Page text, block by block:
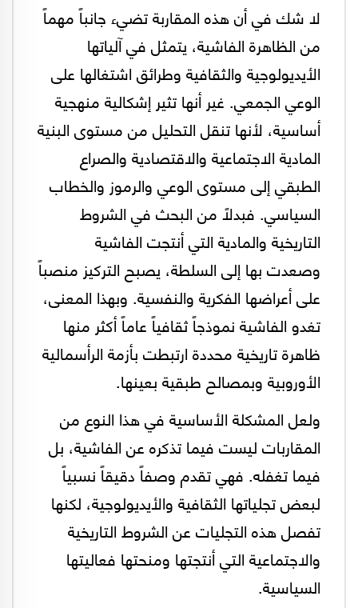
لا شك في أن هذه المقاربة تضيء جانباً مهماً
من الظاهرة الفاشية، يتمثل في آلياتها
الأيديولوجية والثقافية وطرائق اشتغالها على
الوعي الجمعي. غير أنها تثير إشكالية منهجية
أساسية، لأنها تنقل التحليل من مستوى البنية
المادية الاجتماعية والاقتصادية والصراع
الطبقي إلى مستوى الوعي والرموز والخطاب
السياسي. فبدلاً من البحث في الشروط
التاريخية والمادية التي أنتجت الفاشية
وصعدت بها إلى السلطة، يصبح التركيز منصباً
على أعراضها الفكرية والنفسية. وبهذا المعنى،
تغدو الفاشية نموذجاً ثقافياً عاماً أكثر منها
ظاهرة تاريخية محددة ارتبطت بأزمة الرأسمالية
الأوروبية وبمصالح طبقية بعينها.
ولعل المشكلة الأساسية في هذا النوع من
المقاربات ليست فيما تذكره عن الفاشية، بل
فيما تغفله. فهي تقدم وصفاً دقيقاً نسبياً
لبعض تجلياتها الثقافية والأيديولوجية، لكنها
تفصل هذه التجليات عن الشروط التاريخية
والاجتماعية التي أنتجتها ومنحتها فعاليتها
السياسية.